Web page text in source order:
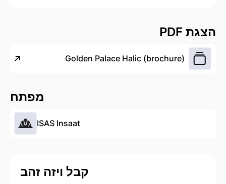
הצגת PDF
Golden Palace Halic (brochure)
מפתח
ISAS Insaat
קבל ויזה זהב